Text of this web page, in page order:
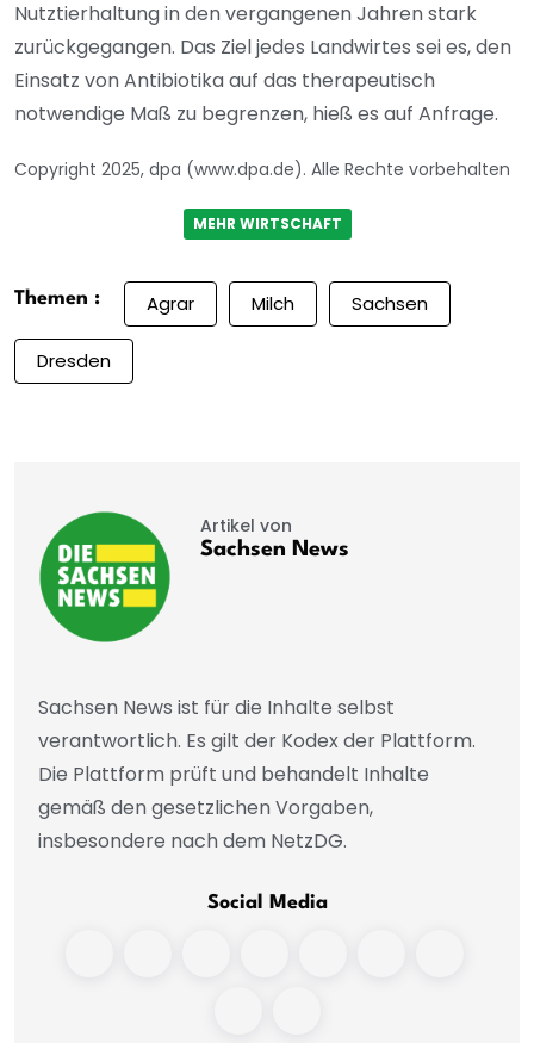
Nutztierhaltung in den vergangenen Jahren stark
zurückgegangen. Das Ziel jedes Landwirtes sei es, den
Einsatz von Antibiotika auf das therapeutisch
notwendige Maß zu begrenzen, hieß es auf Anfrage.
Copyright 2025, dpa (www.dpa.de). Alle Rechte vorbehalten
MEHR WIRTSCHAFT
Themen : Agrar Milch Sachsen
Dresden
Artikel von
Sachsen News
Sachsen News ist für die Inhalte selbst
verantwortlich. Es gilt der Kodex der Plattform.
Die Plattform prüft und behandelt Inhalte
gemäß den gesetzlichen Vorgaben,
insbesondere nach dem NetzDG.
Social Media